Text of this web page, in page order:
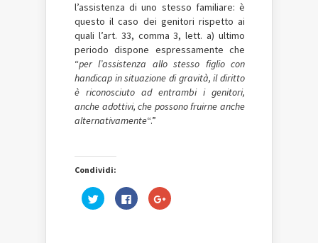
l’assistenza di uno stesso familiare: è
questo il caso dei genitori rispetto ai
quali l’art. 33, comma 3, lett. a) ultimo
periodo dispone espressamente che
“per l’assistenza allo stesso figlio con
handicap in situazione di gravità, il diritto
è riconosciuto ad entrambi i genitori,
anche adottivi, che possono fruirne anche
alternativamente“.”
Condividi:
Fai
clic
Fai
clic
Fai
clic